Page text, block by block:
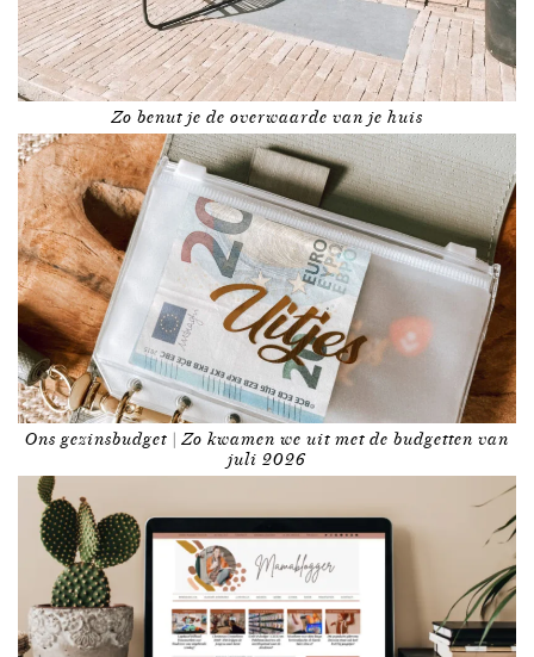
Zo benut je de overwaarde van je huis
Ons gezinsbudget | Zo kwamen we uit met de budgetten van
juli 2026